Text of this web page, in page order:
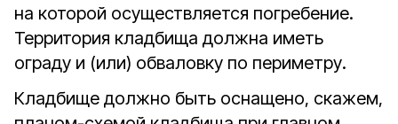
на которой осуществляется погребение.
Территория кладбища должна иметь
ограду и (или) обваловку по периметру.
Кладбище должно быть оснащено, скажем,